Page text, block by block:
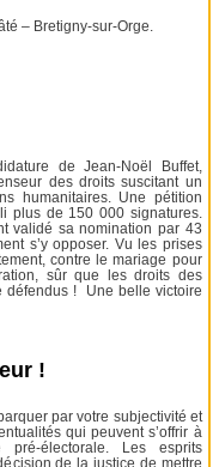
– Bretigny-sur-Orge.
de Jean-Noël Buffet,
des droits suscitant un
humanitaires. Une pétition
plus de 150 000 signatures.
validé sa nomination par 43
s’y opposer. Vu les prises
contre le mariage pour
sûr que les droits des
défendus ! Une belle victoire
!
par votre subjectivité et
qui peuvent s’offrir à
électorale. Les esprits
de la justice de mettre